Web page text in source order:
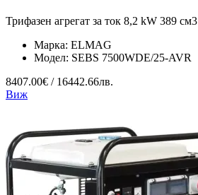
Трифазен агрегат за ток 8,2 kW 389 см3
Марка: ELMAG
Модел: SEBS 7500WDE/25-AVR
8407.00€ / 16442.66лв.
Виж